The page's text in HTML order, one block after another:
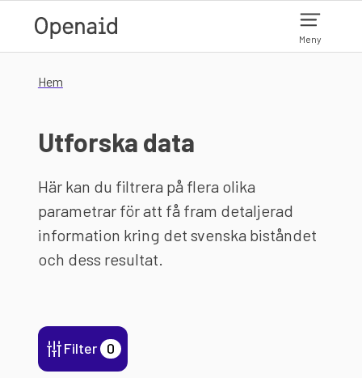
Meny
Hem
Utforska data
Här kan du filtrera på flera olika
parametrar för att få fram detaljerad
information kring det svenska biståndet
och dess resultat.
Filter 0